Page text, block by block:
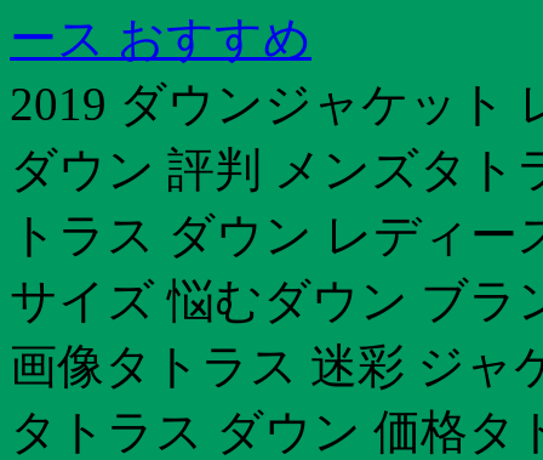
ース おすすめ
2019 ダウンジャケット
ダウン 評判 メンズタト
トラス ダウン レディ
サイズ 悩むダウン ブラ
画像タトラス 迷彩 ジャ
タトラス ダウン 価格タ